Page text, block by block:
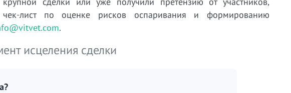
чек-лист по оценке рисков оспаривания и формированию
.
исцеления сделки